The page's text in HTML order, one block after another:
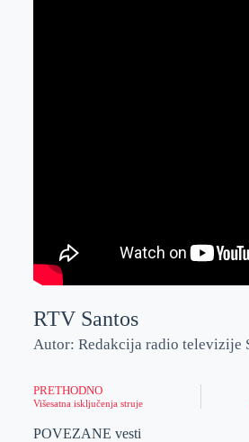
RTV Santos
Autor: Redakcija radio televizije
PRETHODNO
Višesatna isključenja struje
POVEZANE vesti